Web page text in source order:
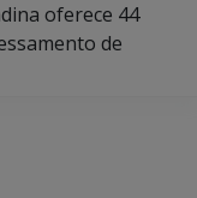
oferece 44
de